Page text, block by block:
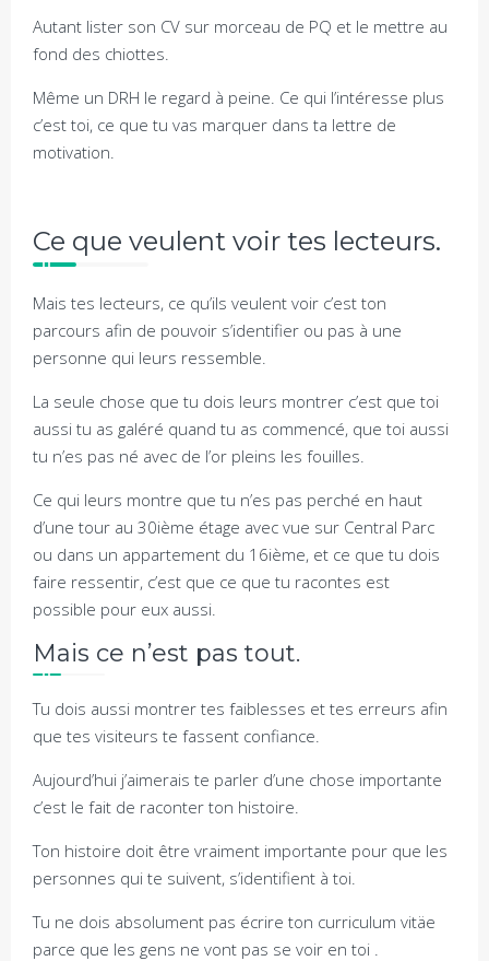
Autant lister son CV sur morceau de PQ et le mettre au
fond des chiottes.
Même un DRH le regard à peine. Ce qui l’intéresse plus
c’est toi, ce que tu vas marquer dans ta lettre de
motivation.
Ce que veulent voir tes lecteurs.
Mais tes lecteurs, ce qu’ils veulent voir c’est ton
parcours afin de pouvoir s’identifier ou pas à une
personne qui leurs ressemble.
La seule chose que tu dois leurs montrer c’est que toi
aussi tu as galéré quand tu as commencé, que toi aussi
tu n’es pas né avec de l’or pleins les fouilles.
Ce qui leurs montre que tu n’es pas perché en haut
d’une tour au 30ième étage avec vue sur Central Parc
ou dans un appartement du 16ième, et ce que tu dois
faire ressentir, c’est que ce que tu racontes est
possible pour eux aussi.
Mais ce n’est pas tout.
Tu dois aussi montrer tes faiblesses et tes erreurs afin
que tes visiteurs te fassent confiance.
Aujourd’hui j’aimerais te parler d’une chose importante
c’est le fait de raconter ton histoire.
Ton histoire doit être vraiment importante pour que les
personnes qui te suivent, s’identifient à toi.
Tu ne dois absolument pas écrire ton curriculum vitäe
parce que les gens ne vont pas se voir en toi .